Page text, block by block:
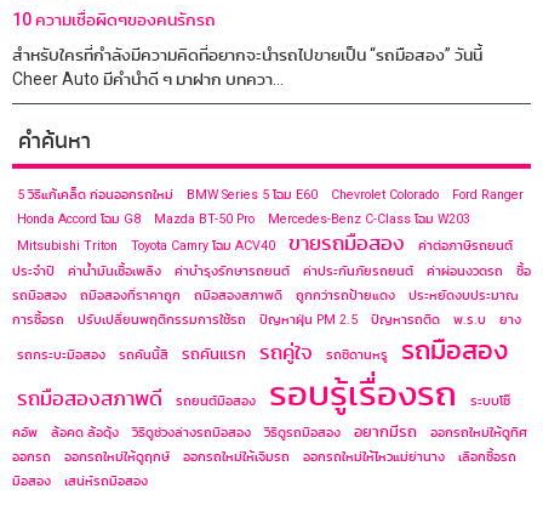
10 ความเชื่อผิดๆของคนรักรถ
สำหรับใครที่กำลังมีความคิดที่อยากจะนำรถไปขายเป็น “รถมือสอง” วันนี้
Cheer Auto มีคำนำดี ๆ มาฝาก บทควา...
คำค้นหา
5 วิธีแก้เคล็ด ก่อนออกรถใหม่ BMW Series 5 โฉม E60 Chevrolet Colorado
Ford Ranger
Honda Accord โฉม G8
Mazda BT-50 Pro
Mercedes-Benz C-Class โฉม ​W203
Mitsubishi Triton
Toyota Camry โฉม ACV40 ขายรถมือสอง
ค่าต่อภาษีรถยนต์
ประจำปี
ค่าน้ำมันเชื้อเพลิง ค่าบำรุงรักษารถยนต์ ค่าประกันภัยรถยนต์ ค่าผ่อนงวดรถ
ซื้อ
รถมือสอง
ถมือสองที่ราคาถูก ถมือสองสภาพดี ถูกกว่ารถป้ายแดง
ประหยัดงบประมาณ
การซื้อรถ
ปรับเปลี่ยนพฤติกรรมการใช้รถ ปัญหาฝุ่น PM 2.5 ปัญหารถติด พ.ร.บ ยาง
รถกระบะมือสอง รถคันนี้สี รถคันแรก รถคู่ใจ รถซีดานหรู รถมือสอง
รถมือสองสภาพดี รถยนต์มือสอง รอบรู้เรื่องรถ
ระบบโช๊
คอัพ
ล้อคด ล้อดุ้ง วิธีดูช่วงล่างรถมือสอง วิธีดูรถมือสอง อยากมีรถ
ออกรถใหม่ให้ดูทิศ
ออกรถ
ออกรถใหม่ให้ดูฤกษ์ ออกรถใหม่ให้เจิมรถ ออกรถใหม่ให้ไหวแม่ย่านาง
เลือกซื้อรถ
มือสอง
เสน่ห์รถมือสอง